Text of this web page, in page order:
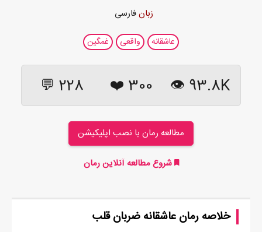
زبانفارسی
عاشقانه واقعی غمگین
93.8K 👁
300
❤️
228 💬
مطالعه رمان با نصب اپلیکیشن
شروع مطالعه آنلاین رمان
خلاصه رمان عاشقانه ضربان قلب